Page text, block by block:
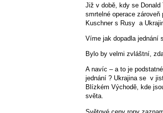
Již v době, kdy se Donald
smrtelné operace
Kuschner s Rusy a
Víme jak dopadla jednání
Bylo by velmi zvláštní,
A navíc – a to je
jednání ? Ukrajina se v
Blízkém Východě, kde
světa.